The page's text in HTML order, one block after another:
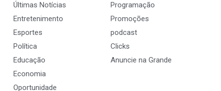
Últimas Notícias
Entretenimento
Esportes
Política
Educação
Economia
Oportunidade
Programação
Promoções
podcast
Clicks
Anuncie na Grande